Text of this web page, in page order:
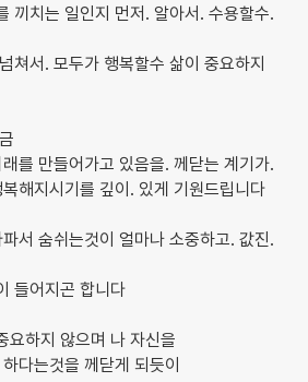
끼치는 일인지 먼저. 알아서. 수용할수.
쳐서. 모두가 행복할수 삶이 중요하지
를 만들어가고 있음을. 께닫는 계기가.
해지시기를 깊이. 있게 기원드립니다
서 숨쉬는것이 얼마나 소중하고. 값진.
들어지곤 합니다
요하지 않으며 나 자신을
다는것을 께닫게 되듯이